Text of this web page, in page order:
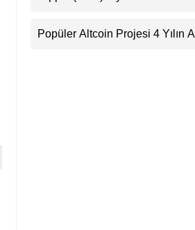
Uyarı
Popüler Altcoin Projesi 4 Yılın